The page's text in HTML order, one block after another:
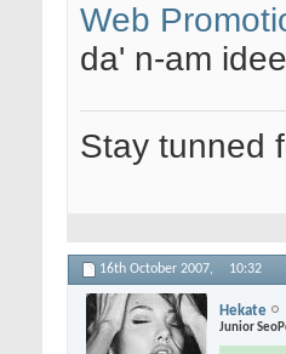
Web
da' n-am
Stay tunned
16th October 2007, 10:32
Hekate
Junior